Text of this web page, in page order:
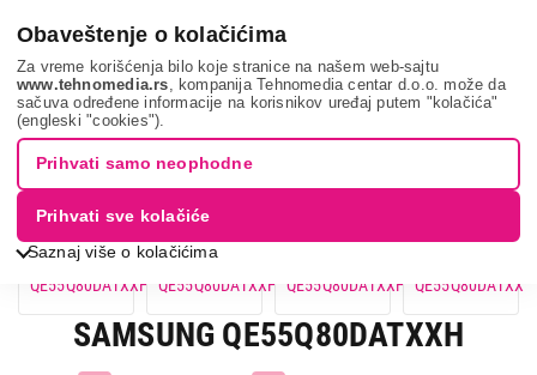
Obaveštenje o kolačićima
Za vreme korišćenja bilo koje stranice na našem web-sajtu
www.tehnomedia.rs , kompanija Tehnomedia centar d.o.o. može da
sačuva određene informacije na korisnikov uređaj putem "kolačića"
(engleski "cookies").
Saznaj više o kolačićima
Prihvati samo neophodne
Prihvati sve kolačiće
Samsung qe55q80...
SAMSUNG QE55Q80DATXXH